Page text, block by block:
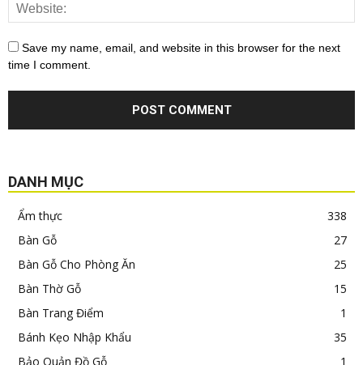
Save my name, email, and website in this browser for the next
time I comment.
DANH MỤC
Ẩm thực
338
Bàn Gỗ
27
Bàn Gỗ Cho Phòng Ăn
25
Bàn Thờ Gỗ
15
Bàn Trang Điểm
1
Bánh Kẹo Nhập Khẩu
35
Bảo Quản Đồ Gỗ
1